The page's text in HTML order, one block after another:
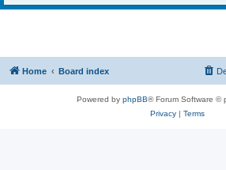
Home Board index
Powered by phpBB® Forum Software ©
Privacy| Terms